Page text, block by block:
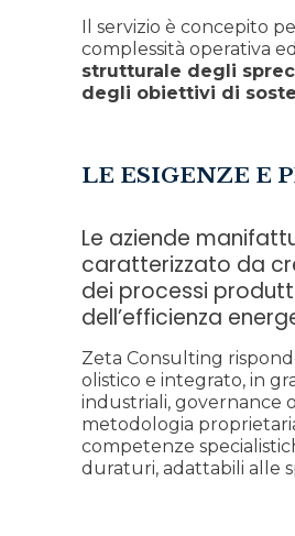
Il servizio è concepito
complessità operativa
strutturale degli
degli obiettivi di
LE ESIGENZE E
Le aziende
caratterizzato da
dei processi
dell’efficienza
Zeta Consulting
olistico e integrato, in
industriali, governance
metodologia
competenze
duraturi, adattabili alle